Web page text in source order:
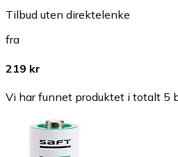
Tilbud uten direktelenke
fra
219 kr
Vi har funnet produktet i totalt 5